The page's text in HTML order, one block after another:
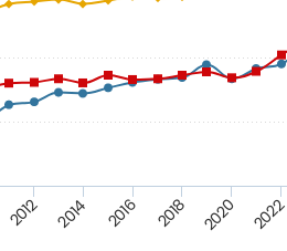
2012 2014 2016 2018 2020 2022